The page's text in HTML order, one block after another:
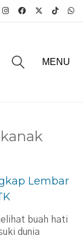
MENU
Lembar
buah hati
dunia